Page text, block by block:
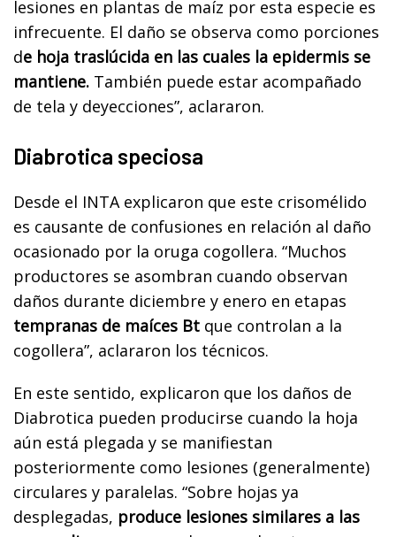
lesiones en plantas de maíz por esta especie es
infrecuente. El daño se observa como porciones
de hoja traslúcida en las cuales la epidermis se
mantiene. También puede estar acompañado
de tela y deyecciones”, aclararon.
Diabrotica speciosa
Desde el INTA explicaron que este crisomélido
es causante de confusiones en relación al daño
ocasionado por la oruga cogollera. “Muchos
productores se asombran cuando observan
daños durante diciembre y enero en etapas
tempranas de maíces Bt que controlan a la
cogollera”, aclararon los técnicos.
En este sentido, explicaron que los daños de
Diabrotica pueden producirse cuando la hoja
aún está plegada y se manifiestan
posteriormente como lesiones (generalmente)
circulares y paralelas. “Sobre hojas ya
desplegadas, produce lesiones similares a las